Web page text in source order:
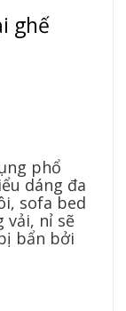
ghế
phổ
dáng đa
sofa bed
vải, nỉ sẽ
bẩn bởi